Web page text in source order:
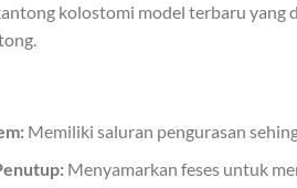
kolostomi model terbaru yang
Memiliki saluran pengurasan
Menyamarkan feses untuk